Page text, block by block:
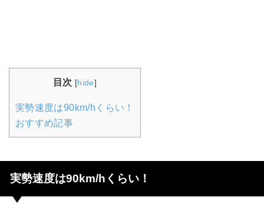
目次 [hide]
実勢速度は90km/hくらい！
おすすめ記事
実勢速度は90km/hくらい！